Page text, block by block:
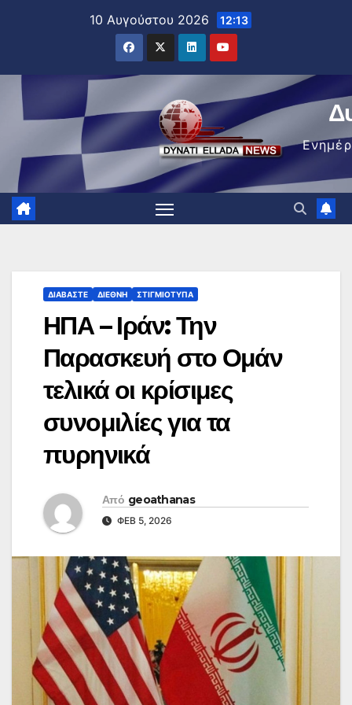
10 Αυγούστου 2026 12:13
ΔΙΑΒΆΣΤΕ ΔΙΕΘΝΉ ΣΤΙΓΜΙΌΤΥΠΑ
ΗΠΑ – Ιράν: Την
Παρασκευή στο Ομάν
τελικά οι κρίσιμες
συνομιλίες για τα
πυρηνικά
Από geoathanas
ΦΕΒ 5, 2026